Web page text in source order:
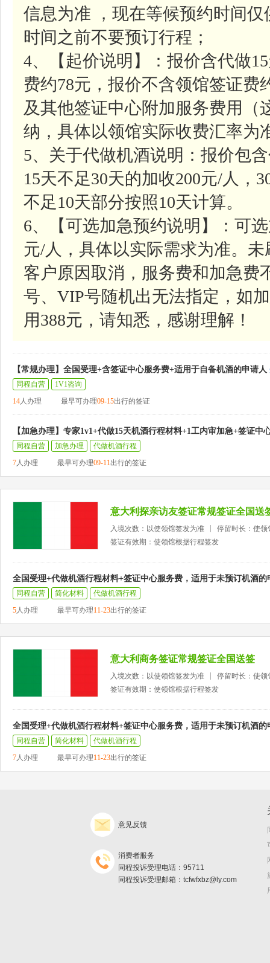
信息为准 ，现在等候预约时间
时间之前不要预订行程；
4、【起价说明】：报价含代做
费约78元，报价不含领馆签证费
及其他签证中心附加服务费用（
纳，具体以领馆实际收费汇率为
5、关于代做机酒说明：报价包
15天不足30天的加收200元/人，
不足10天部分按照10天计算。
6、【可选加急预约说明】：可
元/人，具体以实际需求为准。
客户原因取消，服务费和加急费
号、VIP号随机出无法指定，如
用388元，请知悉，感谢理解！
【常规办理】全国受理+含签证中心服务费+适用于自备机酒的申请人
同程自营
1V1咨询
14人办理 最早可办理09-15出行的签证
【加急办理】专家1v1+代做15天机酒行程材料+1工内审加急+签证中
同程自营 加急办理
代做机酒行程
7人办理 最早可办理09-11出行的签证
意大利探亲访友签证常规签证全国送
入境次数：以使领馆签发为准
停留时长：使领
签证有效期：使领馆根据行程签发
全国受理+代做机酒行程材料+签证中心服务费，适用于未预订机酒的
同程自营 简化材料
代做机酒行程
5人办理 最早可办理11-23出行的签证
意大利商务签证常规签证全国送签
入境次数：以使领馆签发为准
停留时长：使领
签证有效期：使领馆根据行程签发
全国受理+代做机酒行程材料+签证中心服务费，适用于未预订机酒的
同程自营 简化材料
代做机酒行程
7人办理 最早可办理11-23出行的签证
意见反馈
消费者服务
同程投诉受理电话：95711
同程投诉受理邮箱：tcfwfxbz@ly.com